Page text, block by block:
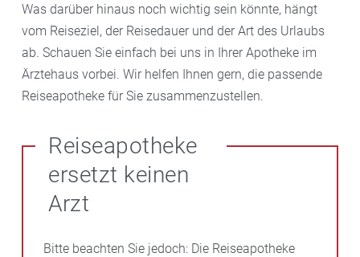
Was darüber hinaus noch wichtig sein könnte, hängt
vom Reiseziel, der Reisedauer und der Art des Urlaubs
ab. Schauen Sie einfach bei uns in Ihrer Apotheke im
Ärztehaus vorbei. Wir helfen Ihnen gern, die passende
Reiseapotheke für Sie zusammenzustellen.
Reiseapotheke
ersetzt keinen
Arzt
Bitte beachten Sie jedoch: Die Reiseapotheke